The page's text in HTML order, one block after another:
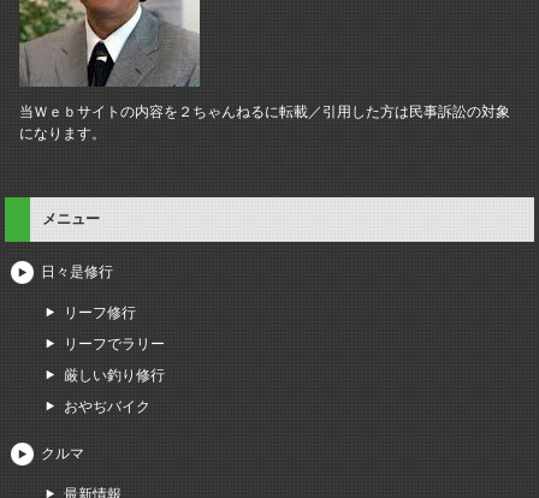
当Ｗｅｂサイトの内容を２ちゃんねるに転載／引用した方は民事訴訟の対象
になります。
メニュー
日々是修行
リーフ修行
リーフでラリー
厳しい釣り修行
おやぢバイク
クルマ
最新情報